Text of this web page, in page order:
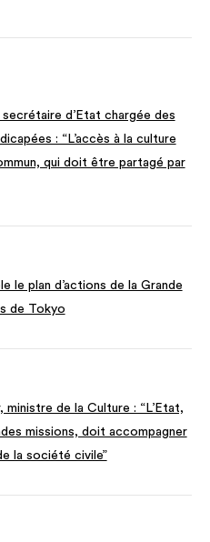
d’Etat chargée des
: “L’accès à la culture
qui doit être partagé par
le plan d’actions de la Grande
de Tokyo
ministre de la Culture : “L’Etat,
missions, doit accompagner
la société civile”